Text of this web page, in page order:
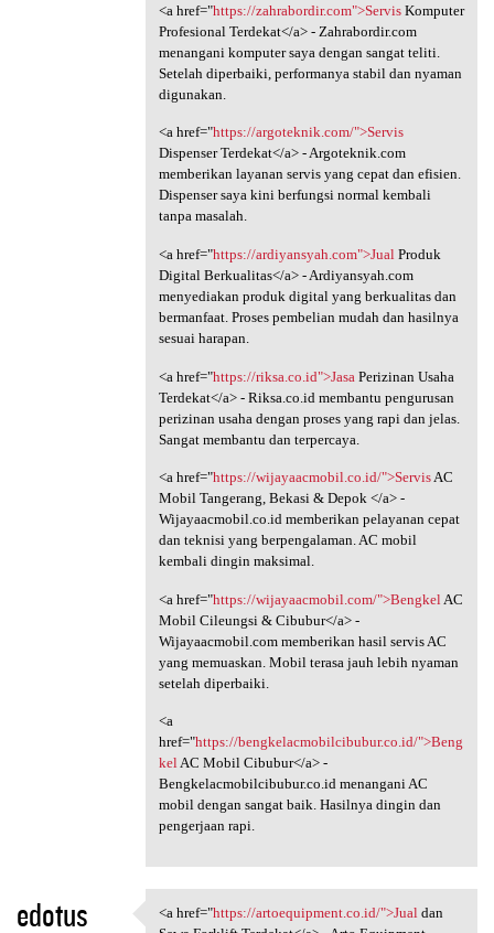
<a href="https://zahrabordir.com">ServisKomputer
Profesional Terdekat</a> - Zahrabordir.com
menangani komputer saya dengan sangat teliti.
Setelah diperbaiki, performanya stabil dan nyaman
digunakan.
<a href="https://argoteknik.com/">Servis
Dispenser Terdekat</a> - Argoteknik.com
memberikan layanan servis yang cepat dan efisien.
Dispenser saya kini berfungsi normal kembali
tanpa masalah.
<a href="https://ardiyansyah.com">JualProduk
Digital Berkualitas</a> - Ardiyansyah.com
menyediakan produk digital yang berkualitas dan
bermanfaat. Proses pembelian mudah dan hasilnya
sesuai harapan.
<a href="https://riksa.co.id">Jasa Perizinan Usaha
Terdekat</a> - Riksa.co.id membantu pengurusan
perizinan usaha dengan proses yang rapi dan jelas.
Sangat membantu dan terpercaya.
<a href="https://wijayaacmobil.co.id/">ServisAC
Mobil Tangerang, Bekasi & Depok </a> -
Wijayaacmobil.co.id memberikan pelayanan cepat
dan teknisi yang berpengalaman. AC mobil
kembali dingin maksimal.
<a href="https://wijayaacmobil.com/">Bengkel AC
Mobil Cileungsi & Cibubur</a> -
Wijayaacmobil.com memberikan hasil servis AC
yang memuaskan. Mobil terasa jauh lebih nyaman
setelah diperbaiki.
<a
href="https://bengkelacmobilcibubur.co.id/">Beng
kelAC Mobil Cibubur</a> -
Bengkelacmobilcibubur.co.id menangani AC
mobil dengan sangat baik. Hasilnya dingin dan
pengerjaan rapi.
edotus <a href="https://artoequipment.co.id/">Jualdan